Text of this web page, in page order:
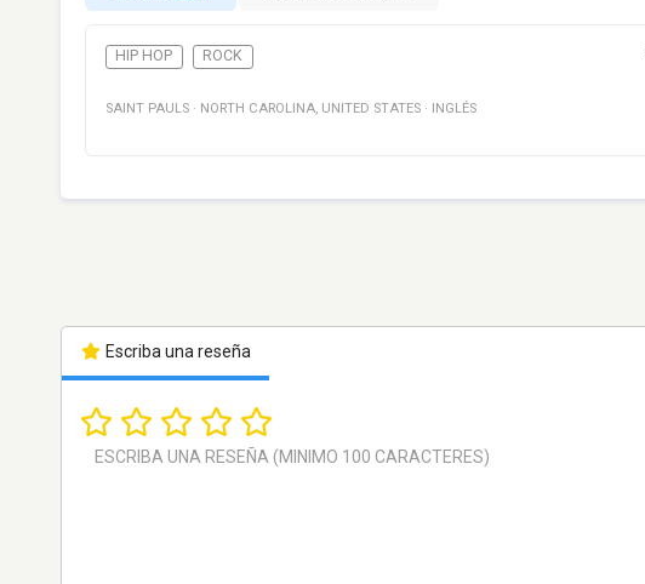
HIP HOP ROCK
SAINT PAULS · NORTH CAROLINA, UNITED STATES · INGLÉS
Escriba una reseña